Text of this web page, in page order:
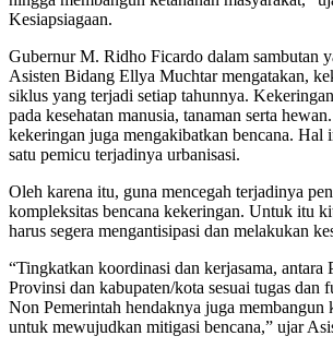
Kesiapsiagaan.
Gubernur M. Ridho Ficardo dalam sambutan
Asisten Bidang Ellya Muchtar mengatakan,
siklus yang terjadi setiap tahunnya.
pada kesehatan manusia, tanaman serta
kekeringan juga mengakibatkan bencana. Hal
satu pemicu terjadinya urbanisasi.
Oleh karena itu, guna mencegah terjadinya
kompleksitas bencana kekeringan. Untuk itu
harus segera mengantisipasi dan melakukan
“Tingkatkan koordinasi dan kerjasama, antara
Provinsi dan kabupaten/kota sesuai tugas dan
Non Pemerintah hendaknya juga membangun
untuk mewujudkan mitigasi bencana,” ujar